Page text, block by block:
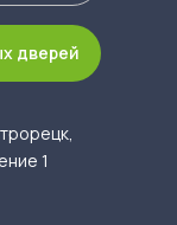
1
дверей